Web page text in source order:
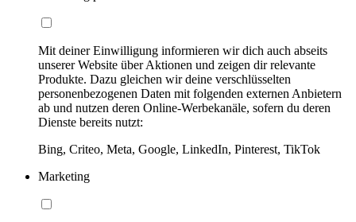
Mit deiner Einwilligung informieren wir dich auch abseits
unserer Website über Aktionen und zeigen dir relevante
Produkte. Dazu gleichen wir deine verschlüsselten
personenbezogenen Daten mit folgenden externen Anbietern
ab und nutzen deren Online-Werbekanäle, sofern du deren
Dienste bereits nutzt:
Bing, Criteo, Meta, Google, LinkedIn, Pinterest, TikTok
Marketing